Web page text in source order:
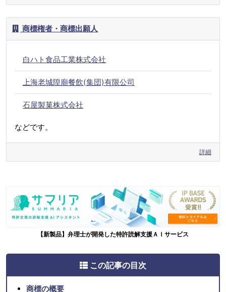
商標権者・商標出願人
白ハト食品工業株式会社
上海老城隍廟餐飲(集団)有限公司
石屋製菓株式会社
などです。
詳細
【新製品】弁理士が開発した特許読解支援ＡＩサービス
この記事の目次
商標の概要